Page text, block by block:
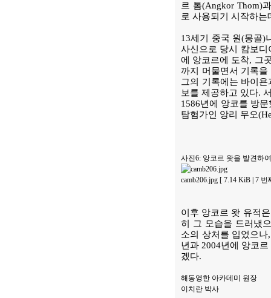
르 톰(Angkor Thom)
로 사용되기 시작하
13세기 중국 원(몽골)
사신으로 당시 캄보
에 앙코르에 도착, 그
까지 머물면서 기록
그의 기록에는 바이
보를 제공하고 있다.
1586년에 앙코를 방
탐험가인 앙리 무오
사진6: 앙코르 왓을 발견하
camb206.jpg [ 7.14 KiB | 7
이후 앙코르 왓 유적
히 그 모습을 드러냈
소의 상처를 입었으
년과 2004년에 앙코
겠다.
해동영한 아카데미 원장
이치란 박사